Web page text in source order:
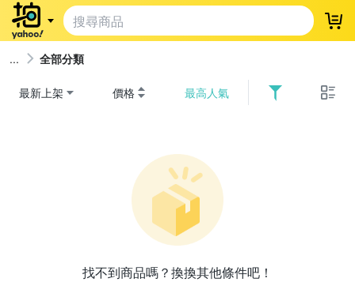
登
全部分類
最新上架 價格 最高人氣
找不到商品嗎？換換其他條件吧！